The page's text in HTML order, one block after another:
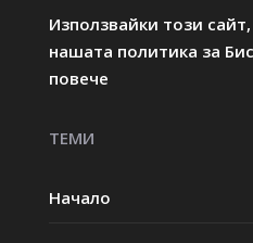
Използвайки този
нашата политика за
повече
ТЕМИ
Начало